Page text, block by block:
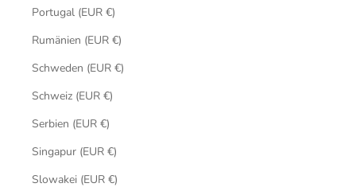
Portugal (EUR €)
Rumänien (EUR €)
Schweden (EUR €)
Schweiz (EUR €)
Serbien (EUR €)
Singapur (EUR €)
Slowakei (EUR €)